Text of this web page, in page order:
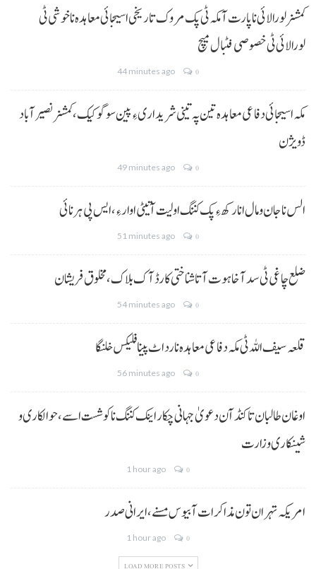
کمشنر لورالائی نا پارت آ مکہ ٹی پک مروک تاریخی اسیجائی معاہدہ نا خوشی ٹی
لورالائی ٹی خصوصی فٹبال میچ
44 minutes ago 0
مکہ اسیجائی دفاعی معاہدہ تین پہ تینی شریداری ءِ پین سوگو کیک،کمشنر نصیرآباد
ڈویژن
49 minutes ago 0
الس نا جان و مال انا رکھ ءِ پک کننگ اولیت آتیٹی اوار ءِ،ایس پی ہرنائی
51 minutes ago 0
ضلع چاغی ٹی سد آ خاہوت آتا شناختی کارڈ آک بلاک، مخلوق فریشان
54 minutes ago 0
قلعہ سیف اللہ ٹی مکہ دفاعی معاہدہ نا رد اٹ پینا فلیکس خلنگا
56 minutes ago 0
اوغان طالبان تا کنڈ آن دعویٰ جہانی چکار اینک کننگ نا کوشست اسے،حوالکاری و
شینکاری وزارت
1 hour ago 0
امریکہ تہران تون مذاکرات آ بیوس مسنے، ایرانی صدر
1 hour ago 0
LOAD MORE POSTS